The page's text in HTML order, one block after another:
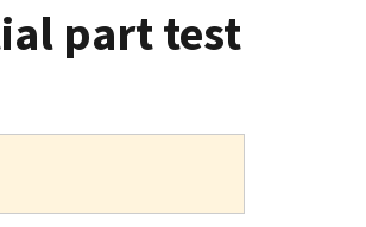
part test